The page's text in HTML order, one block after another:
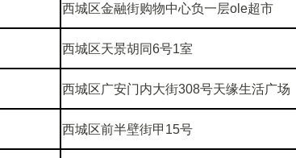
西城区金融街购物中心负一层ole超市
西城区天景胡同6号1室
西城区广安门内大街308号天缘生活广场
西城区前半壁街甲15号